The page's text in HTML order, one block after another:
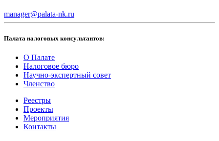
manager@palata-nk.ru
Палата налоговых консультантов:
О Палате
Налоговое бюро
Научно-экспертный совет
Членство
Реестры
Проекты
Мероприятия
Контакты